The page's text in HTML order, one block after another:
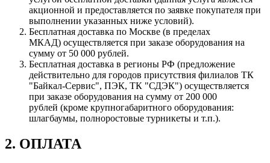
акционной и предоставляется по заявке покупателя при
выполнении указанных ниже условий).
Бесплатная доставка по Москве (в пределах
МКАД) осуществляется при заказе оборудования на
сумму от 50 000 рублей.
Бесплатная доставка в регионы РФ (предложение
действительно для городов присутствия филиалов ТК
"Байкал-Сервис", ПЭК, ТК "СДЭК") осуществляется
при заказе оборудования на сумму от 200 000
рублей (кроме крупногабаритного оборудования:
шлагбаумы, полноростовые турникеты и т.п.).
2. ОПЛАТА